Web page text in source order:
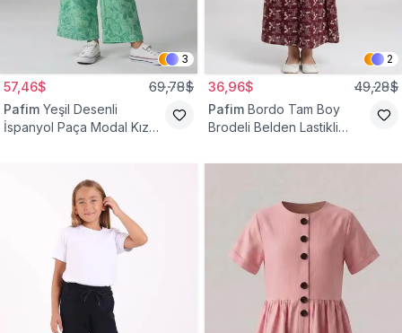
3
57,46$ 69,78$
Pafim Yeşil Desenli
İspanyol Paça Modal Kız
2
36,96$ 49,28$
Pafim Bordo Tam Boy
Brodeli Belden Lastikli